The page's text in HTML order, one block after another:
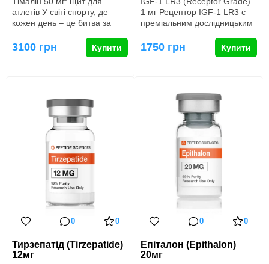
атлетів У світі спорту, де
кожен день – це битва за
3100 грн Купити
1 мг Рецептор IGF-1 LR3 є
преміальним дослідницьким
1750 грн Купити
0 0
Тирзепатід (Tirzepatide)
12мг
0 0
Епіталон (Epithalon)
20мг